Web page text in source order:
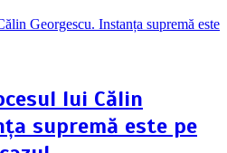
lui Călin
supremă este pe